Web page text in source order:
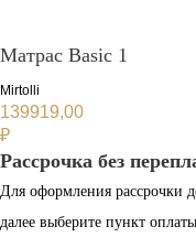
Матрас Basic 1
Mirtolli
139919,00
₽
Рассрочка без
Для оформления рассрочки
далее выберите пункт